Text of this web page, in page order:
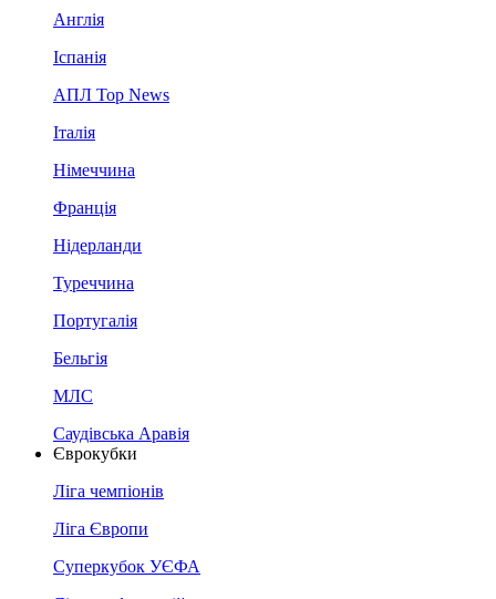
Англія
Іспанія
АПЛ Top News
Італія
Німеччина
Франція
Нідерланди
Туреччина
Португалія
Бельгія
МЛС
Саудівська Аравія
Єврокубки
Ліга чемпіонів
Ліга Європи
Суперкубок УЄФА